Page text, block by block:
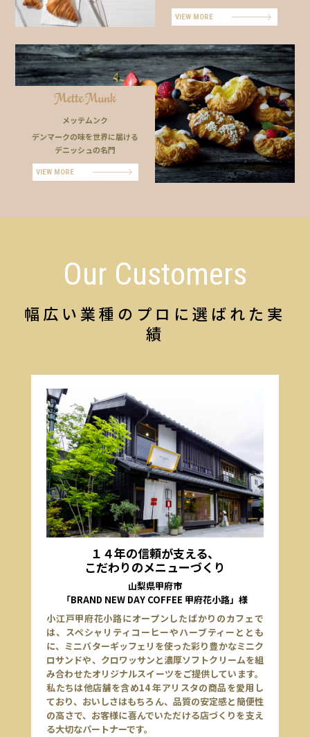
VIEW MORE
メッテムンク
デンマークの味を世界に届ける
デニッシュの名門
VIEW MORE
Our Customers
幅広い業種のプロに選ばれた実
績
１４年の信頼が支える、
こだわりのメニューづくり
山梨県甲府市
「BRAND NEW DAY COFFEE 甲府花小路」様
小江戸甲府花小路にオープンしたばかりのカフェで
は、スペシャリティコーヒーやハーブティーととも
に、ミニバターギッフェリを使った彩り豊かなミニク
ロサンドや、クロワッサンと濃厚ソフトクリームを組
み合わせたオリジナルスイーツをご提供しています。
私たちは他店舗を含め14 年アリスタの商品を愛用し
ており、おいしさはもちろん、品質の安定感と簡便性
の高さで、お客様に喜んでいただける店づくりを支え
る大切なパートナーです。